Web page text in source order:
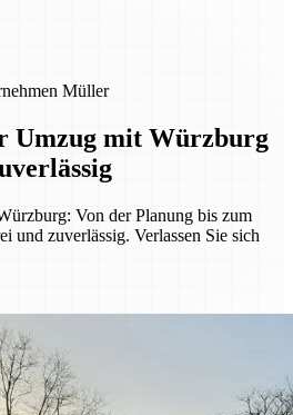
Müller
Umzug mit Würzburg
Von der Planung bis zum
und zuverlässig. Verlassen Sie sich